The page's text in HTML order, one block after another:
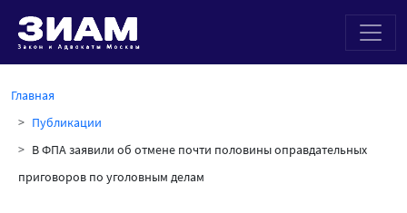
Главная
Публикации
В ФПА заявили об отмене почти половины оправдательных
приговоров по уголовным делам